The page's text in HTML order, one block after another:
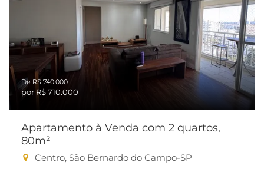
De R$ 740.000
por R$ 710.000
Apartamento à Venda com 2 quartos,
80m²
Centro, São Bernardo do Campo-SP